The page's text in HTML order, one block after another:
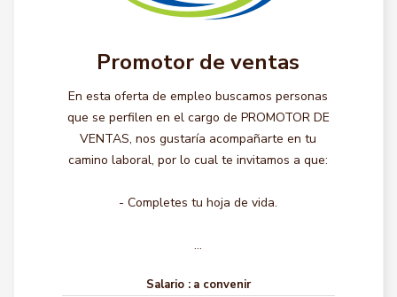
Promotor de ventas
En esta oferta de empleo buscamos personas
que se perfilen en el cargo de PROMOTOR DE
VENTAS, nos gustaría acompañarte en tu
camino laboral, por lo cual te invitamos a que:
- Completes tu hoja de vida.
...
Salario : a convenir